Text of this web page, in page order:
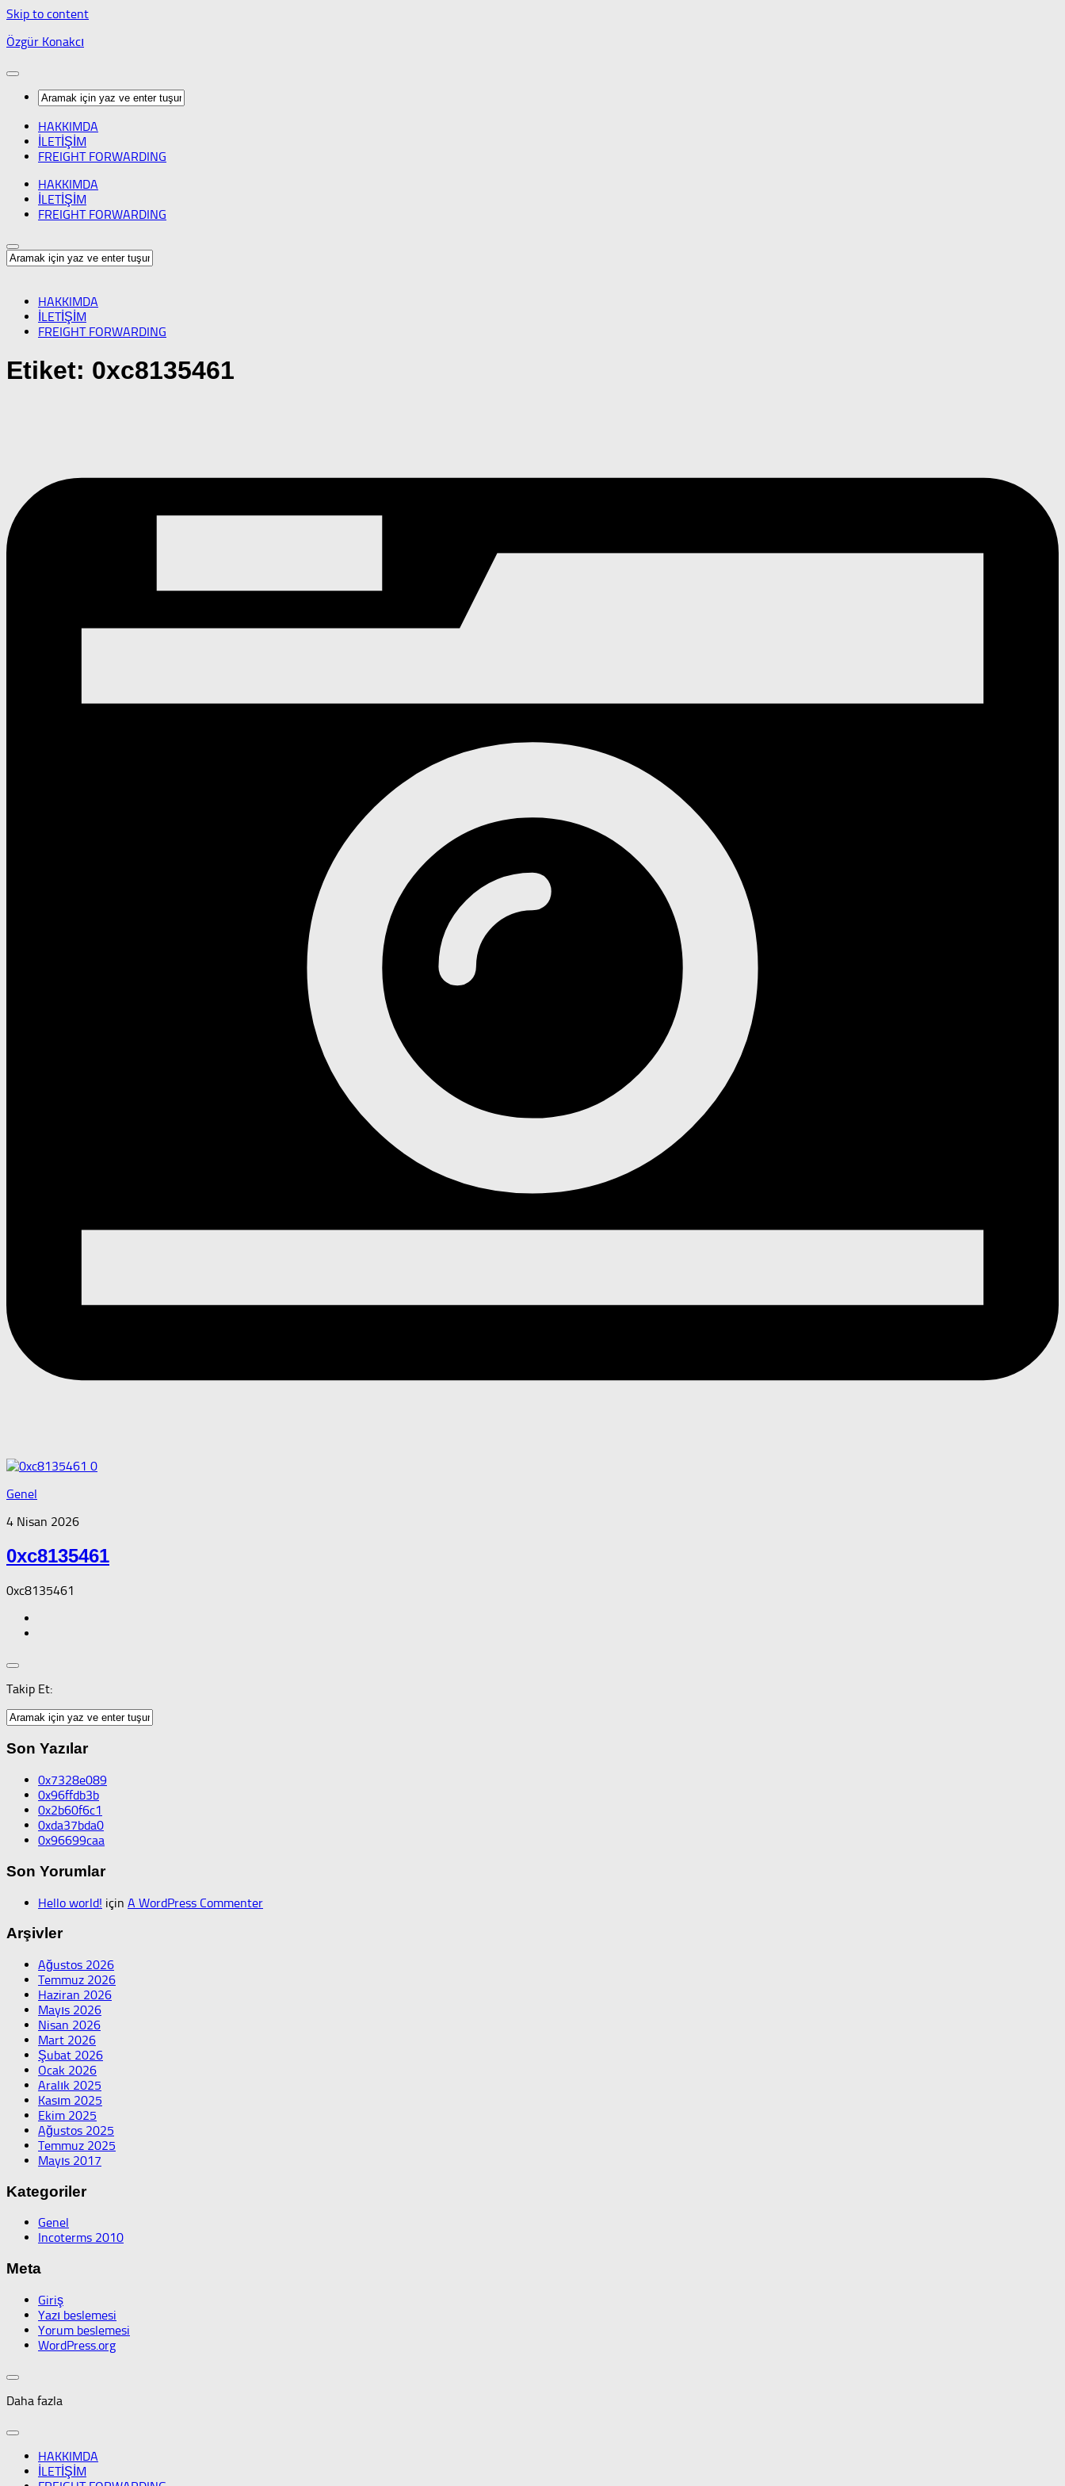
Skip to content
Özgür Konakcı
HAKKIMDA
İLETİŞİM
FREIGHT FORWARDING
HAKKIMDA
İLETİŞİM
FREIGHT FORWARDING
HAKKIMDA
İLETİŞİM
FREIGHT FORWARDING
Etiket: 0xc8135461
0
Genel
4 Nisan 2026
0xc8135461
0xc8135461
Takip Et:
Son Yazılar
0x7328e089
0x96ffdb3b
0x2b60f6c1
0xda37bda0
0x96699caa
Son Yorumlar
Hello world! için A WordPress Commenter
Arşivler
Ağustos 2026
Temmuz 2026
Haziran 2026
Mayıs 2026
Nisan 2026
Mart 2026
Şubat 2026
Ocak 2026
Aralık 2025
Kasım 2025
Ekim 2025
Ağustos 2025
Temmuz 2025
Mayıs 2017
Kategoriler
Genel
Incoterms 2010
Meta
Giriş
Yazı beslemesi
Yorum beslemesi
WordPress.org
Daha fazla
HAKKIMDA
İLETİŞİM